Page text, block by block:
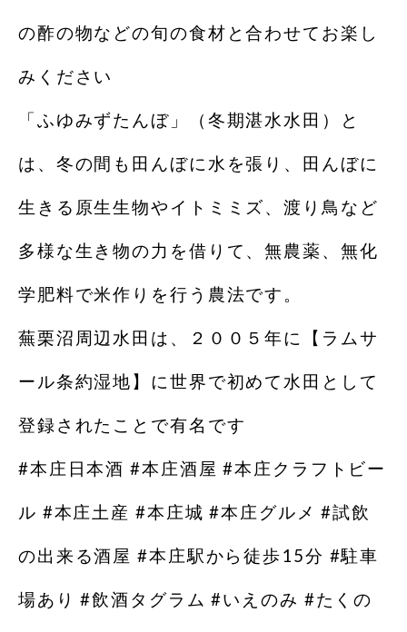
の酢の物などの旬の食材と合わせてお楽し
みください
「ふゆみずたんぼ」（冬期湛水水田）と
は、冬の間も田んぼに水を張り、田んぼに
生きる原生生物やイトミミズ、渡り鳥など
多様な生き物の力を借りて、無農薬、無化
学肥料で米作りを行う農法です。
蕪栗沼周辺水田は、２００５年に【ラムサ
ール条約湿地】に世界で初めて水田として
登録されたことで有名です
#本庄日本酒 #本庄酒屋 #本庄クラフトビー
ル #本庄土産 #本庄城 #本庄グルメ #試飲
の出来る酒屋 #本庄駅から徒歩15分 #駐車
場あり #飲酒タグラム #いえのみ #たくの